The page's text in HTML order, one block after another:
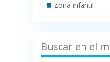
Zona infantil
Buscar en el